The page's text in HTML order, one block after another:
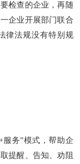
检查的企业，再随
企业开展部门联合
律法规没有特别规
服务”模式，帮助企
提醒、告知、劝阻